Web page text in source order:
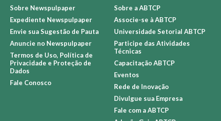
Sobre Newspulpaper
Expediente Newspulpaper
Envie sua Sugestão de Pauta
Anuncie no Newspulpaper
Termos de Uso, Política de
Privacidade e Proteção de
Dados
Fale Conosco
Sobre a ABTCP
Associe-se à ABTCP
Universidade Setorial ABTCP
Participe das Atividades
Técnicas
Capacitação ABTCP
Eventos
Rede de Inovação
Divulgue sua Empresa
Fale com a ABTCP